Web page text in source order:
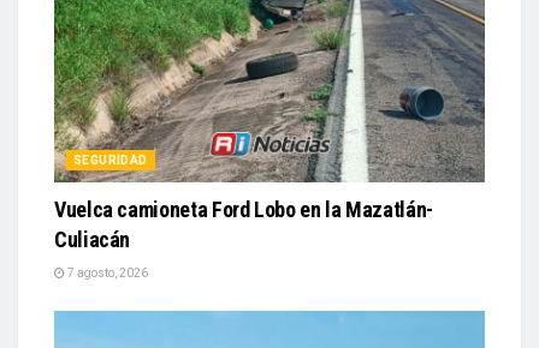
SEGURIDAD
Vuelca camioneta Ford Lobo en la Mazatlán-
Culiacán
7 agosto, 2026